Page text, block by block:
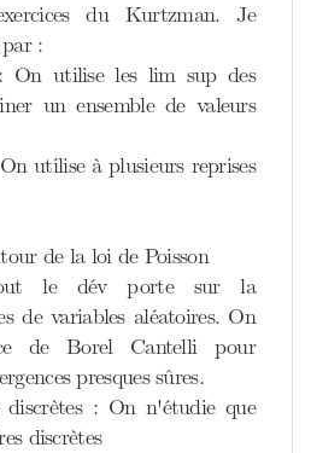
du Kurtzman. Je
par :
: On utilise les lim sup des
un ensemble de valeurs
utilise à plusieurs reprises
de la loi de Poisson
le dév porte sur la
de variables aléatoires. On
de Borel Cantelli pour
presques sûres.
discrètes : On n'étudie que
discrètes